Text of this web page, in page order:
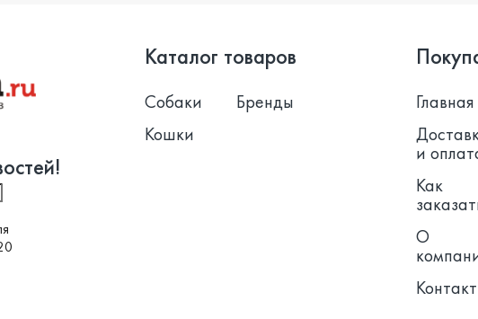
Каталог товаров
Собаки
Кошки
Бренды
Главная
и
Как
О